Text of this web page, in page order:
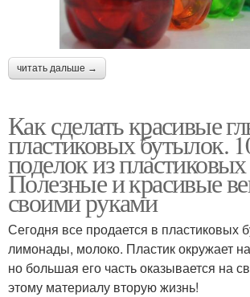
читать дальше →
Как сделать красивые
пластиковых бутылок.
поделок из
Полезные и красивые
своими руками
Сегодня все продается в пластиковых
лимонады, молоко. Пластик окружает
но большая его часть оказывается на
этому материалу вторую жизнь!